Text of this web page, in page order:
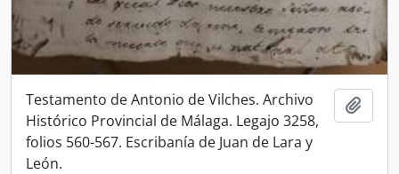
Testamento de Antonio de Vilches. Archivo
Histórico Provincial de Málaga. Legajo 3258,
folios 560-567. Escribanía de Juan de Lara y
León.